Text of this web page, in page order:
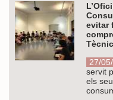
evitar
27/
servit
els